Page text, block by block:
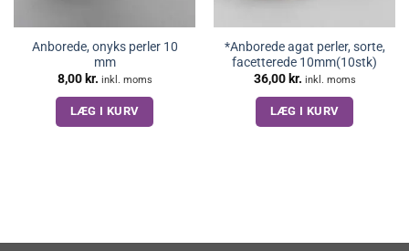
Anborede, onyks perler 10
mm
8,00 kr. inkl. moms
LÆG I KURV
*Anborede agat perler, sorte,
facetterede 10mm(10stk)
36,00 kr. inkl. moms
LÆG I KURV